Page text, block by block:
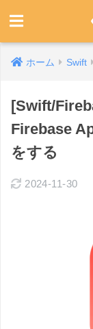
ホーム Swift
[Swift/
Firebase
をする
2024-11-30